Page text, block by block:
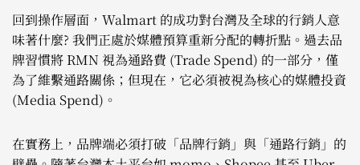
回到操作層面，Walmart 的成功對台灣及全球的行銷人意
味著什麼? 我們正處於媒體預算重新分配的轉折點。過去品
牌習慣將 RMN 視為通路費 (Trade Spend) 的一部分，僅
為了維繫通路關係；但現在，它必須被視為核心的媒體投資
(Media Spend)。
在實務上，品牌端必須打破「品牌行銷」與「通路行銷」的